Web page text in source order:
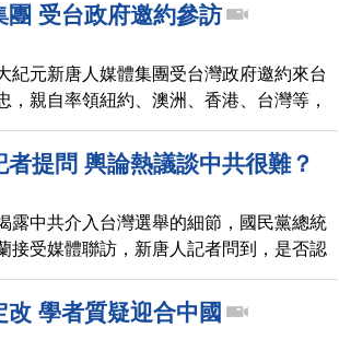
團 受台政府邀約參訪
紀元新唐人媒體集團受台灣政府邀約來台
，親自率領紐約、澳洲、香港、台灣等，
盛大隆重，第一天上午，參訪僑委會及陸
都親自迎接，帶您看到稍早畫面。
提問 輿論熱議談中共很難？
露中共介入台灣選舉的細節，國民黨總統
接受媒體聯訪，新唐人記者問到，是否認
呼籲中共不要介入選舉？韓國瑜數度跳
回答記者提問，這段畫面在台灣多個臉書
論。
學者質疑迎合中國